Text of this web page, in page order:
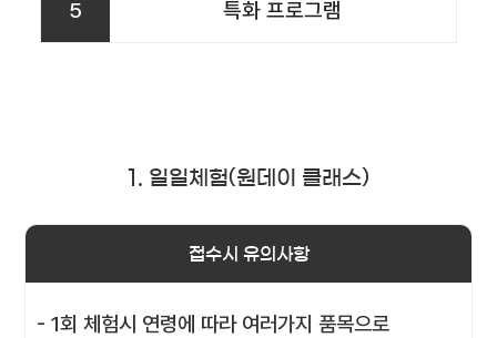
5 특화 프로그램
1. 일일체험(원데이 클래스)
접수시 유의사항
- 1회 체험시 연령에 따라 여러가지 품목으로